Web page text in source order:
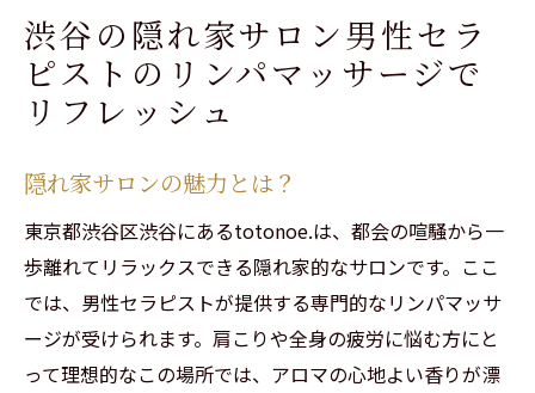
渋谷の隠れ家サロン男性セラ
ピストのリンパマッサージで
リフレッシュ
隠れ家サロンの魅力とは？
東京都渋谷区渋谷にあるtotonoe.は、都会の喧騒から一
歩離れてリラックスできる隠れ家的なサロンです。ここ
では、男性セラピストが提供する専門的なリンパマッサ
ージが受けられます。肩こりや全身の疲労に悩む方にと
って理想的なこの場所では、アロマの心地よい香りが漂
ご予約はこちらから
ご予約はこちらから